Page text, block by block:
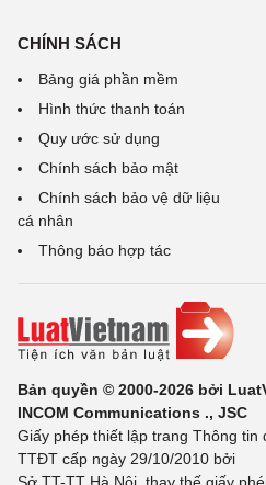
CHÍNH SÁCH
Bảng giá phần mềm
Hình thức thanh toán
Quy ước sử dụng
Chính sách bảo mật
Chính sách bảo vệ dữ liệu
cá nhân
Thông báo hợp tác
Bản quyền © 2000-2026 bởi
INCOM Communications ., JSC
Giấy phép thiết lập trang Thông
TTĐT cấp ngày 29/10/2010 bởi